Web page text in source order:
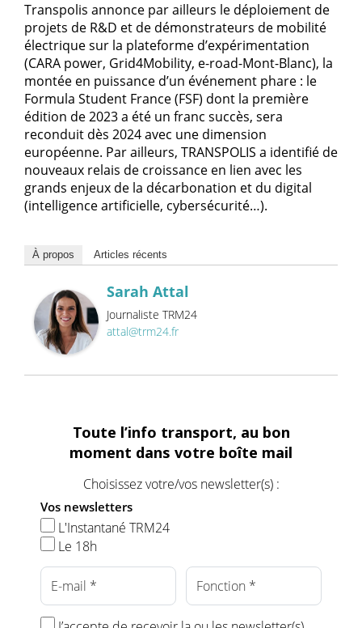
Transpolis annonce par ailleurs le déploiement de
projets de R&D et de démonstrateurs de mobilité
électrique sur la plateforme d’expérimentation
(CARA power, Grid4Mobility, e-road-Mont-Blanc), la
montée en puissance d’un événement phare : le
Formula Student France (FSF) dont la première
édition de 2023 a été un franc succès, sera
reconduit dès 2024 avec une dimension
européenne. Par ailleurs, TRANSPOLIS a identifié de
nouveaux relais de croissance en lien avec les
grands enjeux de la décarbonation et du digital
(intelligence artificielle, cybersécurité…).
À propos Articles récents
Sarah Attal
Journaliste TRM24
attal@trm24.fr
Toute l’info transport, au bon
moment dans votre boîte mail
Choisissez votre/vos newsletter(s) :
Vos newsletters
L'Instantané TRM24
Le 18h